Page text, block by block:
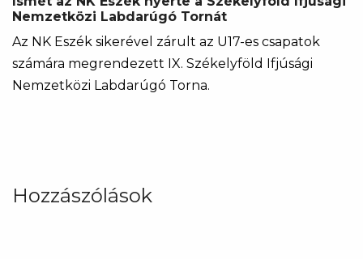
Nemzetközi Labdarúgó Tornát
Az NK Eszék sikerével zárult az U17-es csapatok
számára megrendezett IX. Székelyföld Ifjúsági
Nemzetközi Labdarúgó Torna.
Hozzászólások